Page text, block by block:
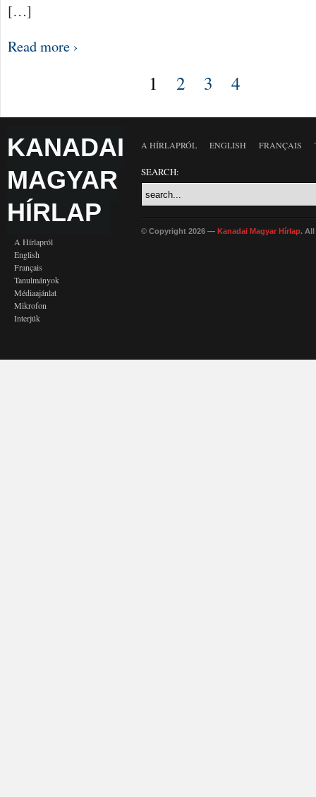
[…]
Read more ›
1 2 3 4
KANADAI
MAGYAR
HÍRLAP
A Hírlapról
English
Français
Tanulmányok
Médiaajánlat
Mikrofon
Interjúk
A HÍRLAPRÓL ENGLISH FRANÇAIS
SEARCH:
© Copyright 2026 — Kanadai Magyar Hírlap. All